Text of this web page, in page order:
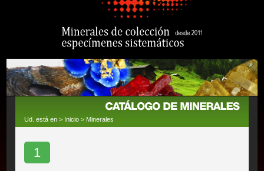
Ud. está en > Inicio > Minerales
1